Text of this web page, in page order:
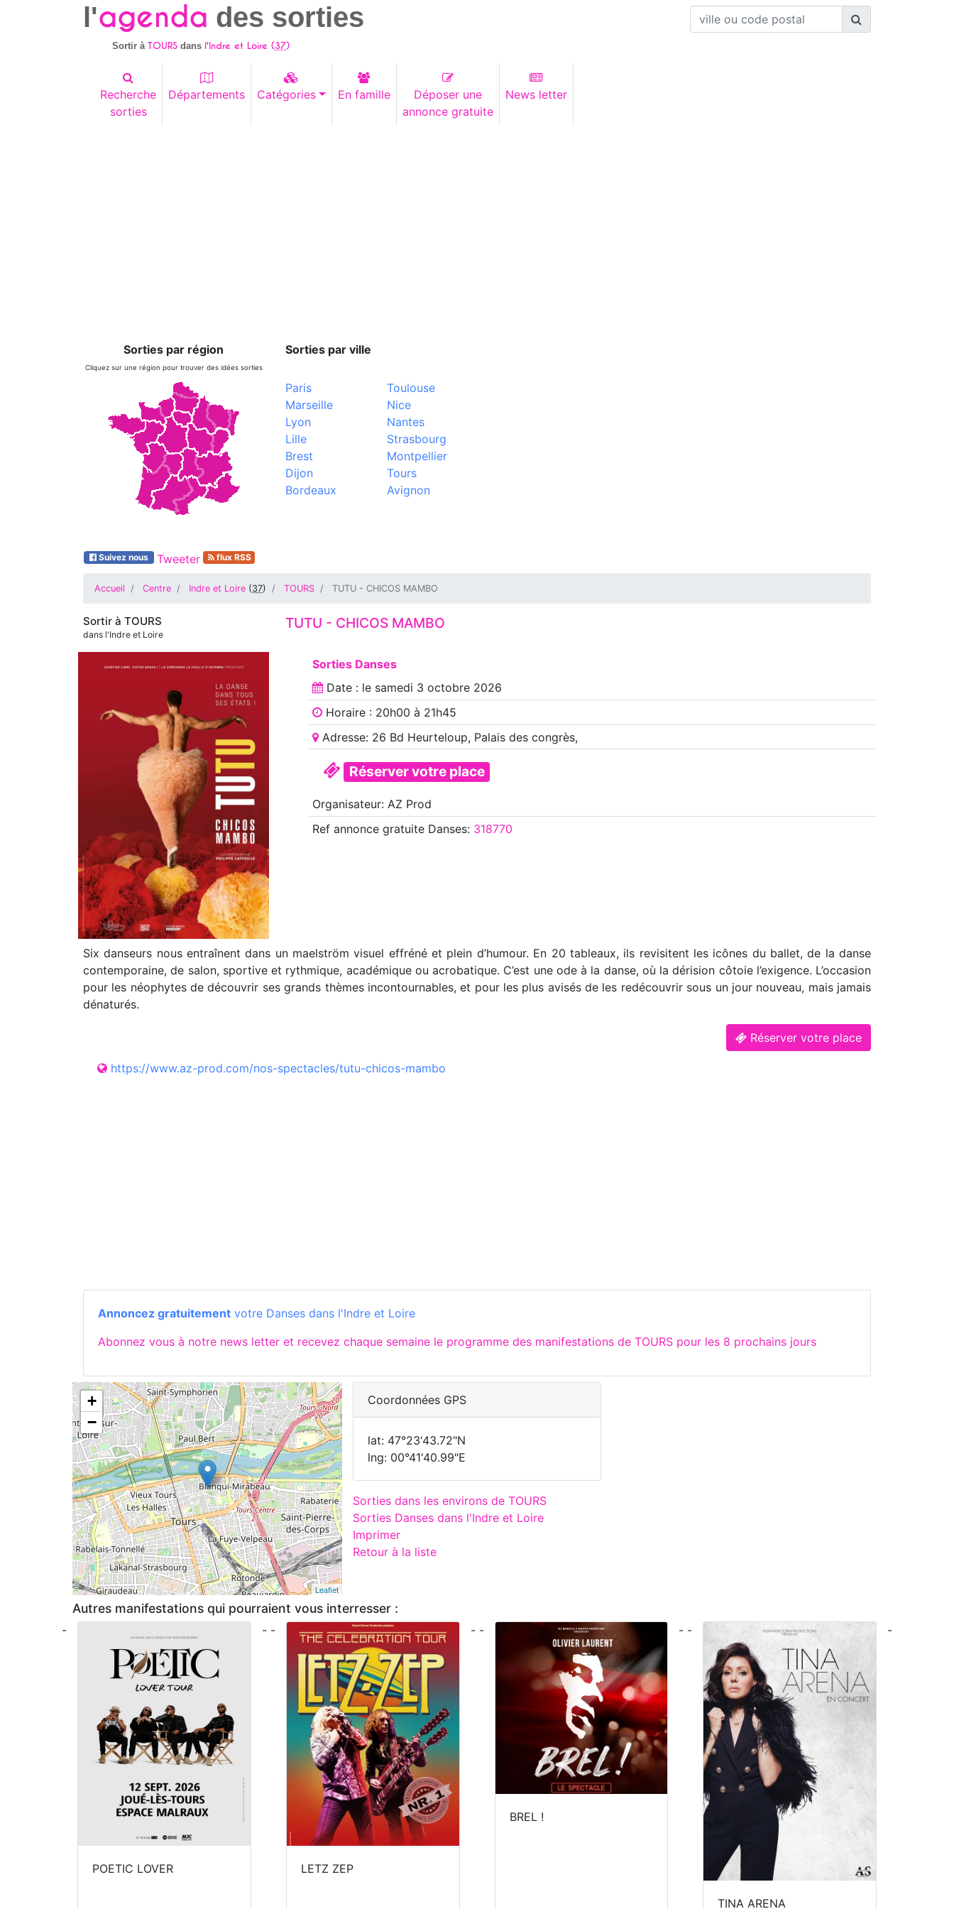
l'agenda des sorties
Sortir àTOURS dans l'Indre et Loire (37)
Recherche
sorties
Départements Catégories En famille
Déposer une
annonce gratuite
News letter
Sorties par région
Cliquez sur une région pour trouver des idées sorties
Sorties par ville
Paris
Marseille
Lyon
Lille
Brest
Dijon
Bordeaux
Toulouse
Nice
Nantes
Strasbourg
Montpellier
Tours
Avignon
Suivez nous Tweeter flux RSS
Accueil Centre Indre et Loire (37) TOURS TUTU - CHICOS MAMBO
Sortir à TOURS
dans l'Indre et Loire
TUTU - CHICOS MAMBO
Sorties Danses
Date : le samedi 3 octobre 2026
Horaire : 20h00 à 21h45
Adresse: 26 Bd Heurteloup, Palais des congrès,
Réserver votre place
Organisateur: AZ Prod
Ref annoncegratuite Danses: 318770
Six danseurs nous entraînent dans un maelström visuel effréné et plein d’humour. En 20 tableaux, ils revisitent les icônes du ballet, de la danse
contemporaine, de salon, sportive et rythmique, académique ou acrobatique. C’est une ode à la danse, où la dérision côtoie l’exigence. L’occasion
pour les néophytes de découvrir ses grands thèmes incontournables, et pour les plus avisés de les redécouvrir sous un jour nouveau, mais jamais
dénaturés.
Réserver votre place
https://www.az-prod.com/nos-spectacles/tutu-chicos-mambo
Annoncez gratuitement votre Danses dans l'Indre et Loire
Abonnez vous à notre news letter et recevez chaque semaine le programme des manifestations de TOURS pour les 8 prochains jours
+
−
Leaflet
Coordonnées GPS
lat: 47°23'43.72"N
lng: 00°41'40.99"E
Sorties dans les environs de TOURS
Sorties Danses dans l'Indre et Loire
Imprimer
Retour à la liste
Autres manifestations qui pourraient vous interresser :
-
POETIC LOVER
- -
LETZ ZEP
- -
BREL !
- -
TINA ARENA
-